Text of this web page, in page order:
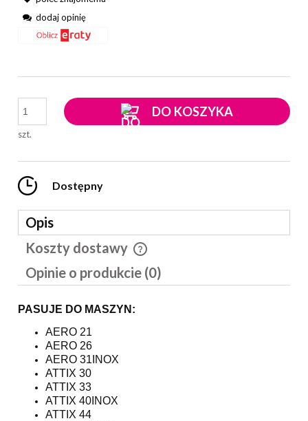
dodaj opinię
szt.
DO KOSZYKA
Dostępny
Opis
Koszty dostawy
Cena nie zawiera ewentualnych kosztów płatności
Opinie o produkcie (0)
PASUJE DO MASZYN:
AERO 21
AERO 26
AERO 31INOX
ATTIX 30
ATTIX 33
ATTIX 40INOX
ATTIX 44